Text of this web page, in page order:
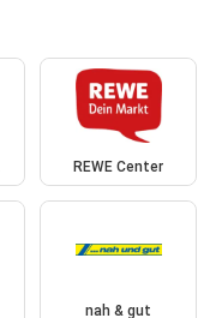
REWE Center
nah & gut